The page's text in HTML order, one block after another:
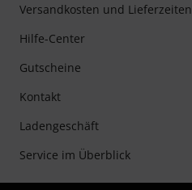
Versandkosten und Lieferzeiten
Hilfe-Center
Gutscheine
Kontakt
Ladengeschäft
Service im Überblick